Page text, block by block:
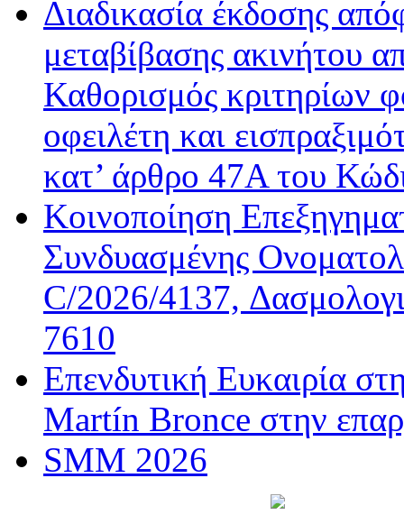
Διαδικασία έκδοσης
μεταβίβασης ακινήτου
Καθορισμός κριτηρίων
οφειλέτη και
κατ’ άρθρο 47Α του
Κοινοποίηση
Συνδυασμένης
C/2026/4137,
7610
Επενδυτική Ευκαιρία
Martín Bronce στην
SMM 2026